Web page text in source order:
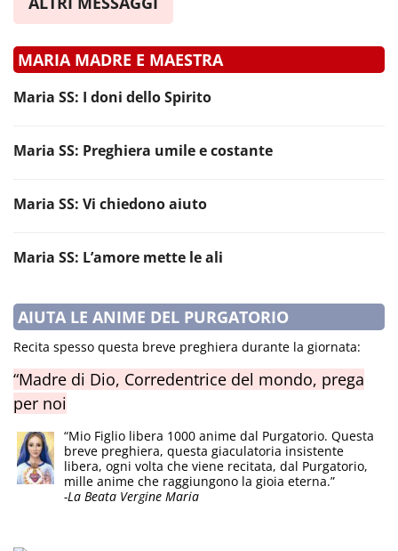
MARIA MADRE E MAESTRA
Maria SS: I doni dello Spirito
Maria SS: Preghiera umile e costante
Maria SS: Vi chiedono aiuto
Maria SS: L’amore mette le ali
AIUTA LE ANIME DEL PURGATORIO
Recita spesso questa breve preghiera durante la giornata:
“Madre di Dio, Corredentrice del mondo, prega
per noi
“Mio Figlio libera 1000 anime dal Purgatorio. Questa
breve preghiera, questa giaculatoria insistente
libera, ogni volta che viene recitata, dal Purgatorio,
mille anime che raggiungono la gioia eterna.”
-La Beata Vergine Maria